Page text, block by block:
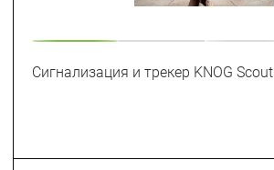
Сигнализация и трекер KNOG Scout